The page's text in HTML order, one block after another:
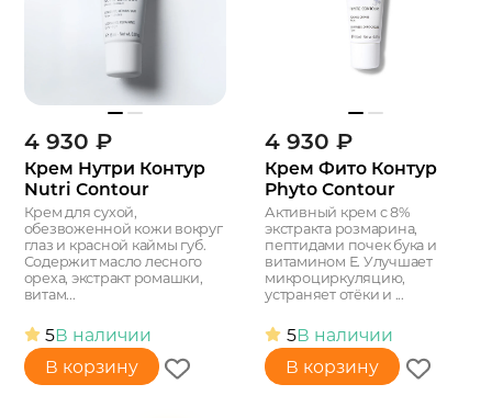
4 930 ₽
Крем Нутри Контур
Nutri Contour
Крем для сухой,
обезвоженной кожи вокруг
глаз и красной каймы губ.
Содержит масло лесного
ореха, экстракт ромашки,
витам...
5В наличии
В корзину
4 930 ₽
Крем Фито Контур
Phyto Contour
Активный крем c 8%
экстракта розмарина,
пептидами почек бука и
витамином Е. Улучшает
микроциркуляцию,
устраняет отёки и ...
5В наличии
В корзину